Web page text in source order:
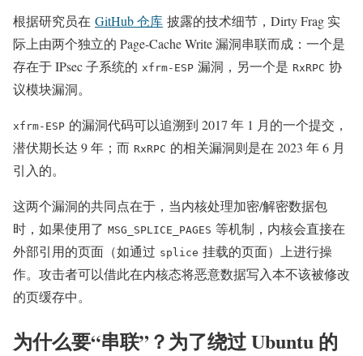
根据研究员在 GitHub 仓库 披露的技术细节，Dirty Frag 实
际上由两个独立的 Page-Cache Write 漏洞串联而成：一个是
存在于 IPsec 子系统的 xfrm-ESP 漏洞，另一个是 RxRPC 协
议模块漏洞。
xfrm-ESP 的漏洞代码可以追溯到 2017 年 1 月的一个提交，
潜伏期长达 9 年；而 RxRPC 的相关漏洞则是在 2023 年 6 月
引入的。
这两个漏洞的共同点在于，当内核处理加密/解密数据包
时，如果使用了 MSG_SPLICE_PAGES 等机制，内核会直接在
外部引用的页面（如通过 splice 挂载的页面）上进行操
作。攻击者可以借此在内核态将恶意数据写入本不该被修改
的页缓存中。
为什么要“串联”？为了绕过 Ubuntu 的